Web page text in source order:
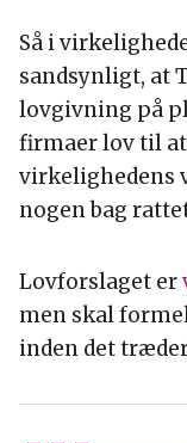
Så i
sandsynligt, at
lovgivning på
firmaer lov til
virkelighedens
nogen bag
Lovforslaget er
men skal
inden det